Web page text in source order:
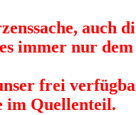
immer nur
frei
im Quellenteil.